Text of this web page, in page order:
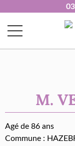
M.
Agé de 86 ans
Commune :